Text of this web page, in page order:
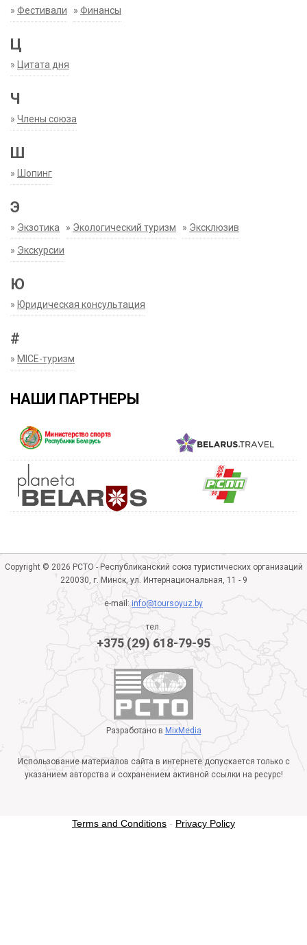
» Фестивали » Финансы
Ц
» Цитата дня
Ч
» Члены союза
Ш
» Шопинг
Э
» Экзотика » Экологический туризм » Эксклюзив
» Экскурсии
Ю
» Юридическая консультация
#
» MICE-туризм
НАШИ ПАРТНЕРЫ
Copyright © 2026 РСТО - Республиканский союз туристических организаций
220030, г. Минск, ул. Интернациональная, 11 - 9
e-mail:info@toursoyuz.by
тел.
+375 (29) 618-79-95
Разработано в MixMedia
Использование материалов сайта в интернете допускается только с
указанием авторства и сохранением активной ссылки на ресурс!
Terms and Conditions - Privacy Policy